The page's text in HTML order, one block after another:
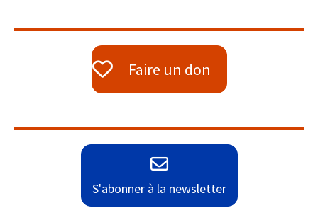
Faire un don
S'abonner à la newsletter